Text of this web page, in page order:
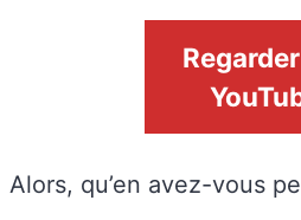
Alors, qu’en avez-vous